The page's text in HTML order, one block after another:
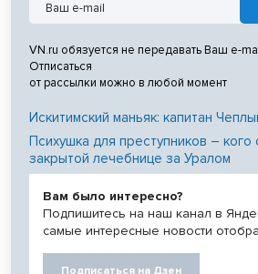
VN.ru обязуется не передавать Ваш e-
Отписаться
от рассылки можно в любой момент
Искитимский маньяк: капитан
Психушка для преступников –
закрытой лечебнице за Уралом
Вам было интересно?
Подпишитесь на наш канал в
самые интересные новости
Подписаться на Дзен